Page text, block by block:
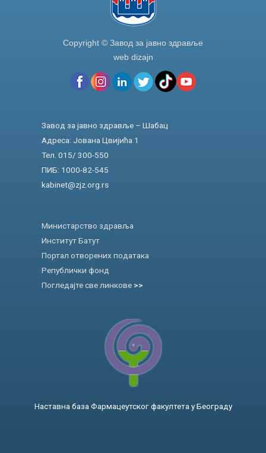
Copyright © Завод за јавно здравље
web dizajn
Завод за јавно здравље – Шабац
Адреса: Јована Цвијића 1
Тел. 015/ 300-550
ПИБ: 1000-82-545
kabinet@zjz.org.rs
Министарство здравља
Институт Батут
Портал отворених података
Републички фонд
Погледајте све линкове >>
Наставна база Фармацеутског факултета у Београду